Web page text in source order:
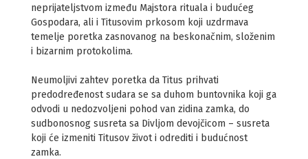
neprijateljstvom između Majstora rituala i budućeg
Gospodara, ali i Titusovim prkosom koji uzdrmava
temelje poretka zasnovanog na beskonačnim, složenim
i bizarnim protokolima.
Neumoljivi zahtev poretka da Titus prihvati
predodređenost sudara se sa duhom buntovnika koji ga
odvodi u nedozvoljeni pohod van zidina zamka, do
sudbonosnog susreta sa Divljom devojčicom – susreta
koji će izmeniti Titusov život i odrediti i budućnost
zamka.